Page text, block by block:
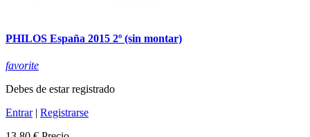
PHILOS España 2015 2º (sin montar)
favorite
Debes de estar registrado
Entrar| Registrarse